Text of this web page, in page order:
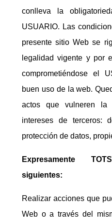
conlleva la
USUARIO. Las
presente sitio Web se
legalidad vigente y por
comprometiéndose el
buen uso de la web.
actos que vulneren la
intereses de terceros:
protección de datos,
Expresamente
siguientes:
Realizar acciones que
Web o a través del